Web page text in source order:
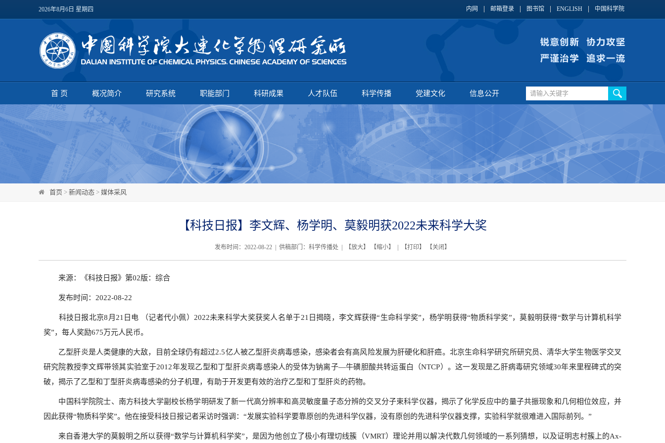
2026年8月6日 星期四 内网 邮箱登录 图书馆 ENGLISH 中国科学院
首 页 概况简介 研究系统 职能部门 科研成果 人才队伍 科学传播 党建文化 信息公开
首页 > 新闻动态 > 媒体采风
【科技日报】李文辉、杨学明、莫毅明获2022未来科学大奖
发布时间：2022-08-22 | 供稿部门：科学传播处 | 【放大】 【缩小】 | 【打印】 【关闭 】
来源：《科技日报》第02版：综合
发布时间：2022-08-22
科技日报北京8月21日电 （记者代小佩）2022未来科学大奖获奖人名单于21日揭晓，李文辉获得“生命科学奖”，杨学明获得“物质科学奖”，莫毅明获得“数学与计算机科学
奖”，每人奖励675万元人民币。
乙型肝炎是人类健康的大敌，目前全球仍有超过2.5亿人被乙型肝炎病毒感染，感染者会有高风险发展为肝硬化和肝癌。北京生命科学研究所研究员、清华大学生物医学交叉
研究院教授李文辉带领其实验室于2012年发现乙型和丁型肝炎病毒感染人的受体为钠离子—牛磺胆酸共转运蛋白（NTCP）。这一发现是乙肝病毒研究领域30年来里程碑式的突
破，揭示了乙型和丁型肝炎病毒感染的分子机理，有助于开发更有效的治疗乙型和丁型肝炎的药物。
中国科学院院士、南方科技大学副校长杨学明研发了新一代高分辨率和高灵敏度量子态分辨的交叉分子束科学仪器，揭示了化学反应中的量子共振现象和几何相位效应，并
因此获得“物质科学奖”。他在接受科技日报记者采访时强调：“发展实验科学要靠原创的先进科学仪器，没有原创的先进科学仪器支撑，实验科学就很难进入国际前列。”
来自香港大学的莫毅明之所以获得“数学与计算机科学奖”，是因为他创立了极小有理切线簇（VMRT）理论并用以解决代数几何领域的一系列猜想，以及证明志村簇上的Ax-